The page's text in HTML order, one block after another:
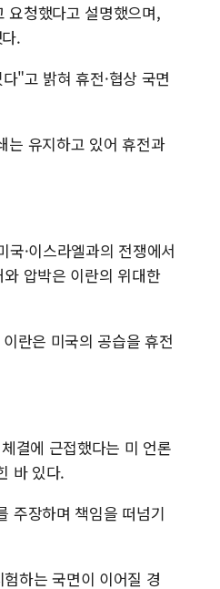
요청했다고 설명했으며,
.
"고 밝혀 휴전·협상 국면
는 유지하고 있어 휴전과
·이스라엘과의 전쟁에서
압박은 이란의 위대한
란은 미국의 공습을 휴전
결에 근접했다는 미 언론
바 있다.
주장하며 책임을 떠넘기
하는 국면이 이어질 경